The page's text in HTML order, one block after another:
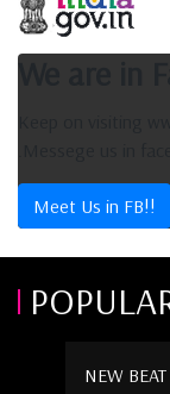
Meet Us in FB!!
NEW